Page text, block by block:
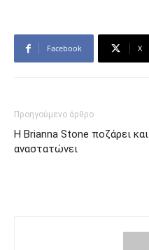
Facebook X
Προηγούμενο άρθρο
Η Brianna Stone ποζάρει και
αναστατώνει